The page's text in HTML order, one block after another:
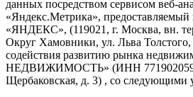
данных посредством сервисом веб-
«Яндекс.Метрика»,
«ЯНДЕКС», (119021, г. Москва, вн.
Округ Хамовники, ул. Льва
содействия развитию рынка
НЕДВИЖИМОСТЬ» (ИНН 7719020591,
Щербаковская, д. 3) , со следующими